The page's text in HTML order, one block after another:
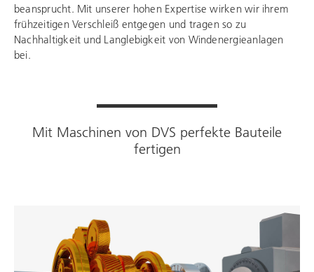
beansprucht. Mit unserer hohen Expertise wirken wir ihrem
frühzeitigen Verschleiß entgegen und tragen so zu
Nachhaltigkeit und Langlebigkeit von Windenergieanlagen
bei.
Mit Maschinen von DVS perfekte Bauteile
fertigen